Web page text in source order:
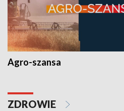
Agro-szansa
ZDROWIE